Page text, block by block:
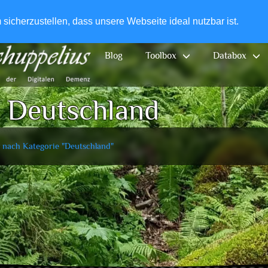
dass unsere Webseite ideal nutzbar ist.
Blog Toolbox Databox
Deutschland
Kategorie "Deutschland"